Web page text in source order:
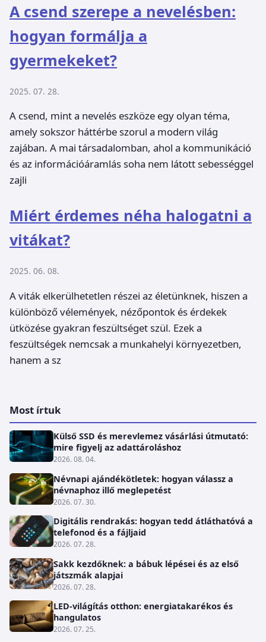
A csend szerepe a nevelésben:
hogyan formálja a
gyermekeket?
2025. 07. 28.
A csend, mint a nevelés eszköze egy olyan téma,
amely sokszor háttérbe szorul a modern világ
zajában. A mai társadalomban, ahol a kommunikáció
és az információáramlás soha nem látott sebességgel
zajli
Miért érdemes néha halogatni a
vitákat?
2025. 06. 08.
A viták elkerülhetetlen részei az életünknek, hiszen a
különböző vélemények, nézőpontok és érdekek
ütközése gyakran feszültséget szül. Ezek a
feszültségek nemcsak a munkahelyi környezetben,
hanem a sz
Most írtuk
Külső SSD és merevlemez vásárlási útmutató:
mire figyelj az adattároláshoz
2026. 08. 04.
Névnapi ajándékötletek: hogyan válassz a
névnaphoz illő meglepetést
2026. 07. 30.
Digitális rendrakás: hogyan tedd átláthatóvá a
telefonod és a fájljaid
2026. 07. 28.
Sakk kezdőknek: a bábuk lépései és az első
játszmák alapjai
2026. 07. 28.
LED-világítás otthon: energiatakarékos és
hangulatos
2026. 07. 25.